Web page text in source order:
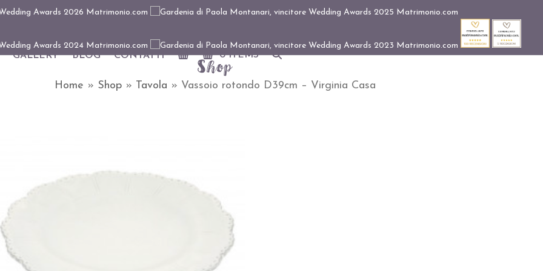
GALLERY BLOG CONTATTI 0 ITEMS
Shop
Home » Shop» Tavola » Vassoio rotondo D39cm – Virginia Casa